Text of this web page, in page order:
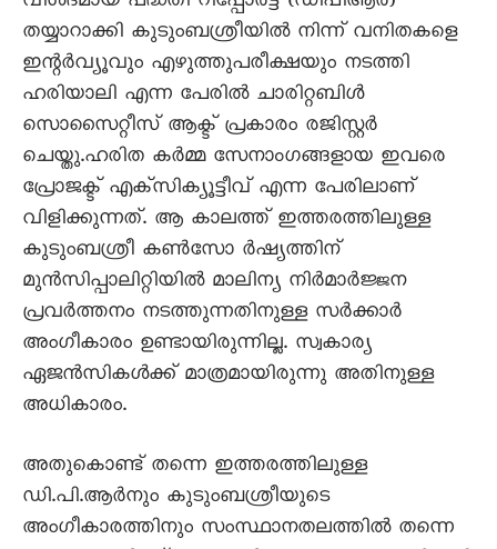
തയ്യാറാക്കി കുടുംബശ്രീയിൽ നിന്ന് വനിതകളെ
ഇന്റർവ്യൂവും എഴുത്തുപരീക്ഷയും നടത്തി
ഹരിയാലി എന്ന പേരിൽ ചാരിറ്റബിൾ
സൊസൈറ്റീസ് ആക്ട് പ്രകാരം രജിസ്റ്റർ
ചെയ്തു.ഹരിത കർമ്മ സേനാംഗങ്ങളായ ഇവരെ
പ്രോജക്ട് എക്സിക്യൂട്ടീവ് എന്ന പേരിലാണ്
വിളിക്കുന്നത്. ആ കാലത്ത് ഇത്തരത്തിലുള്ള
കുടുംബശ്രീ കൺസോ ർഷ്യത്തിന്
മുൻസിപ്പാലിറ്റിയിൽ മാലിന്യ നിർമാർജ്ജന
പ്രവർത്തനം നടത്തുന്നതിനുള്ള സർക്കാർ
അംഗീകാരം ഉണ്ടായിരുന്നില്ല. സ്വകാര്യ
ഏജൻസികൾക്ക് മാത്രമായിരുന്നു അതിനുള്ള
അധികാരം.
അതുകൊണ്ട് തന്നെ ഇത്തരത്തിലുള്ള
ഡി.പി.ആർനും കുടുംബശ്രീയുടെ
അംഗീകാരത്തിനും സംസ്ഥാനതലത്തിൽ തന്നെ